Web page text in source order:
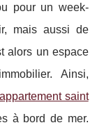
pour un week-
mais aussi de
alors un espace
Ainsi,
appartement saint
à bord de mer.